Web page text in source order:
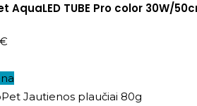
AquaLED TUBE Pro color 30W/
€